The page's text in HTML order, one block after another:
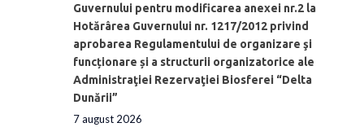
Guvernului pentru modificarea anexei nr.2 la
Hotărârea Guvernului nr. 1217/2012 privind
aprobarea Regulamentului de organizare şi
funcționare și a structurii organizatorice ale
Administraţiei Rezervaţiei Biosferei “Delta
Dunării”
7 august 2026